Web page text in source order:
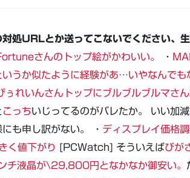
処URLとか送ってこないでください、生
さんのトップ絵がかわいい。 ・
うか似たように経験があ…いやなんでも
ぅれいんさんトップにブルブルブルマさん
こっちいじってるのがバレたか。 いい加
も申し訳がない。 ・ ディスプレイ価格
く値下がり
[PCWatch] そういえばびが
チ液晶が\29,800円となかなか御安い。